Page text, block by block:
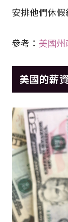
安排他們休假
參考： 美國
美國的薪